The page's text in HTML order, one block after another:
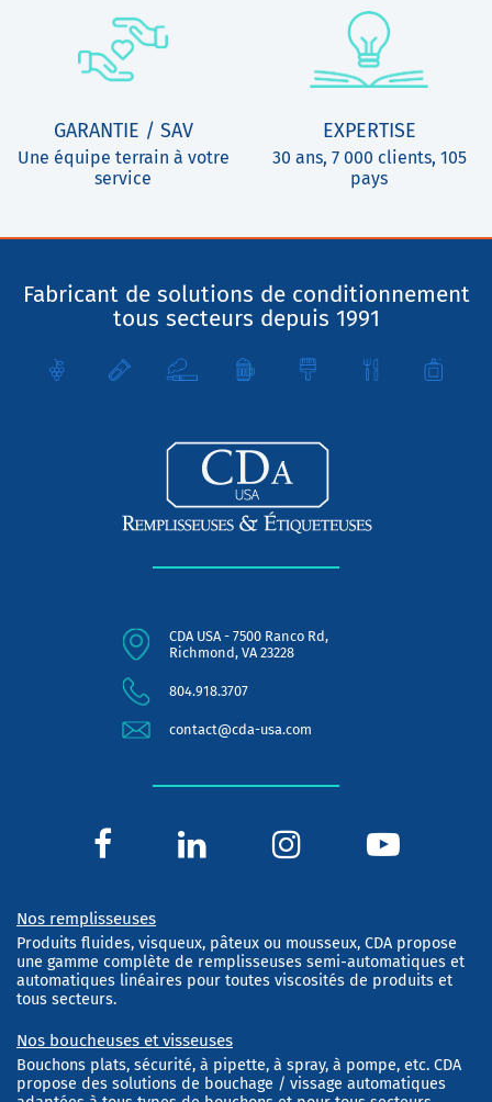
GARANTIE / SAV
Une équipe terrain à votre
service
EXPERTISE
30 ans, 7 000 clients, 105
pays
Fabricant de solutions de conditionnement
tous secteurs depuis 1991
CDA USA - 7500 Ranco Rd,
Richmond, VA 23228
804.918.3707
contact@cda-usa.com
Nos remplisseuses
Produits fluides, visqueux, pâteux ou mousseux, CDA propose
une gamme complète de remplisseuses semi-automatiques et
automatiques linéaires pour toutes viscosités de produits et
tous secteurs.
Nos boucheuses et visseuses
Bouchons plats, sécurité, à pipette, à spray, à pompe, etc. CDA
propose des solutions de bouchage / vissage automatiques